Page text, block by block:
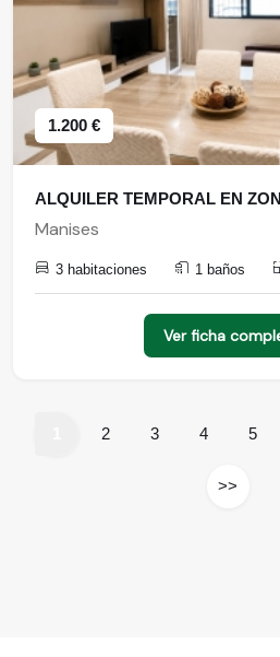
1.200 €
ALQUILER TEMPORAL EN
Manises
3 habitaciones 1 baños
Ver ficha
2 3 4 5
>>